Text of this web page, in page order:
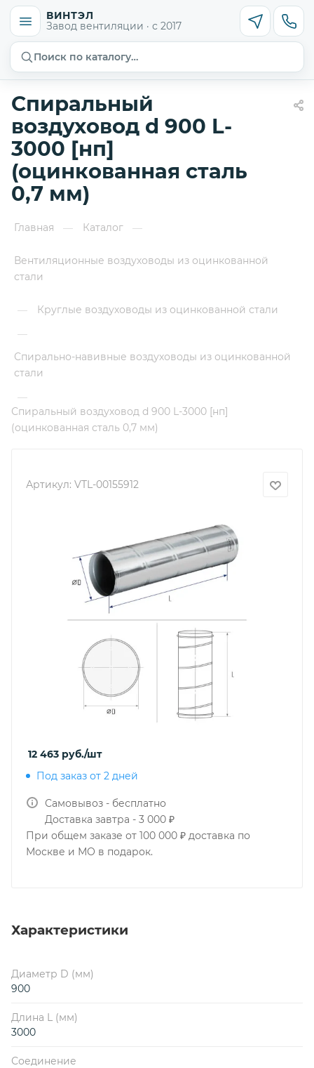
ВИНТЭЛ
Завод вентиляции · с 2017
Поиск по каталогу…
Спиральный
воздуховод d 900 L-
3000 [нп]
(оцинкованная сталь
0,7 мм)
Главная — Каталог —
Вентиляционные воздуховоды из оцинкованной
стали
—
Круглые воздуховоды из оцинкованной стали
—
Спирально-навивные воздуховоды из оцинкованной
стали
—
Спиральный воздуховод d 900 L-3000 [нп]
(оцинкованная сталь 0,7 мм)
Артикул: VTL-00155912
12 463 руб./шт
Под заказ от 2 дней
Самовывоз - бесплатно
Доставка завтра - 3 000 ₽
При общем заказе от 100 000 ₽ доставка по
Москве и МО в подарок.
Характеристики
Диаметр D (мм)
900
Длина L (мм)
3000
Соединение